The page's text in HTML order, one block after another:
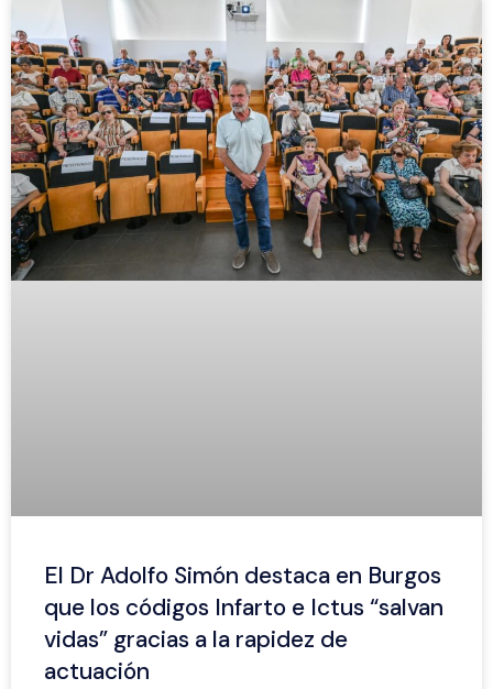
El Dr Adolfo Simón destaca en Burgos
que los códigos Infarto e Ictus “salvan
vidas” gracias a la rapidez de
actuación